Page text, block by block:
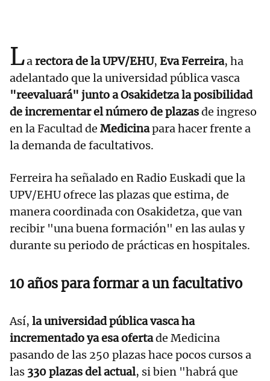
Larectora de la UPV/EHU, Eva Ferreira, ha
adelantado que la universidad pública vasca
"reevaluará" junto a Osakidetza la posibilidad
de incrementar el número de plazasde ingreso
en la Facultad de Medicinapara hacer frente a
la demanda de facultativos.
Ferreira ha señalado en Radio Euskadi que la
UPV/EHU ofrece las plazas que estima, de
manera coordinada con Osakidetza, que van
recibir "una buena formación" en las aulas y
durante su periodo de prácticas en hospitales.
10 años para formar a un facultativo
Así, la universidad pública vasca ha
incrementado ya esa ofertade Medicina
pasando de las 250 plazas hace pocos cursos a
las 330 plazas del actual, si bien "habrá que